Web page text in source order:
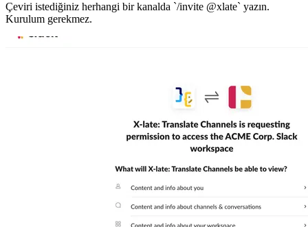
Çeviri istediğiniz herhangi bir kanalda `/invite @xlate` yazın.
Kurulum gerekmez.